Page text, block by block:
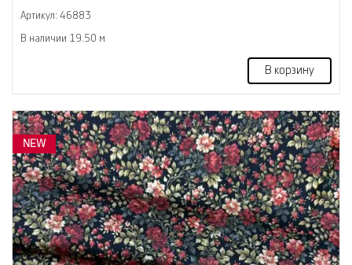
Артикул: 46883
В наличии 19.50 м
В корзину
NEW